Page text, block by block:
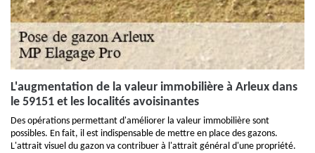
L'augmentation de la valeur immobilière à Arleux dans
le 59151 et les localités avoisinantes
Des opérations permettant d'améliorer la valeur immobilière sont
possibles. En fait, il est indispensable de mettre en place des gazons.
L'attrait visuel du gazon va contribuer à l'attrait général d'une propriété.